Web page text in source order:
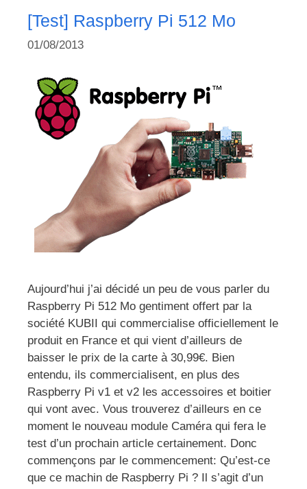
[Test] Raspberry Pi 512 Mo
01/08/2013
Aujourd’hui j’ai décidé un peu de vous parler du
Raspberry Pi 512 Mo gentiment offert par la
société KUBII qui commercialise officiellement le
produit en France et qui vient d’ailleurs de
baisser le prix de la carte à 30,99€. Bien
entendu, ils commercialisent, en plus des
Raspberry Pi v1 et v2 les accessoires et boitier
qui vont avec. Vous trouverez d’ailleurs en ce
moment le nouveau module Caméra qui fera le
test d’un prochain article certainement. Donc
commençons par le commencement: Qu’est-ce
que ce machin de Raspberry Pi ? Il s’agit d’un